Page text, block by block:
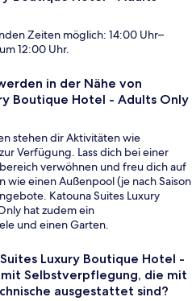
Zeiten möglich: 14:00 Uhr–
12:00 Uhr.
in der Nähe von
Boutique Hotel - Adults Only
stehen dir Aktivitäten wie
Verfügung. Lass dich bei einer
verwöhnen und freu dich auf
wie einen Außenpool (je nach Saison
Katouna Suites Luxury
hat zudem ein
und einen Garten.
Luxury Boutique Hotel -
Selbstverpflegung, die mit
ausgestattet sind?